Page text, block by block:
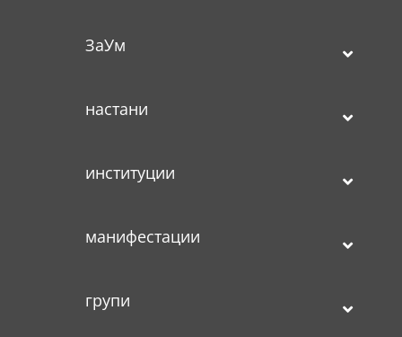
ЗаУм
настани
институции
манифестации
групи